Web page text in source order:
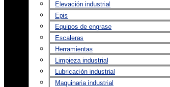
Elevación industrial
Epis
Equipos de engrase
Escaleras
Herramientas
Limpieza industrial
Lubricación industrial
Maquinaria industrial